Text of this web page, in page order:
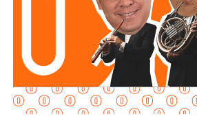
que continuó el cierre preventivo del
desnivel Manuel José Othón y el
además del monitoreo permanente
Por su parte,
Interapas puso en
automática instalada en el Puente